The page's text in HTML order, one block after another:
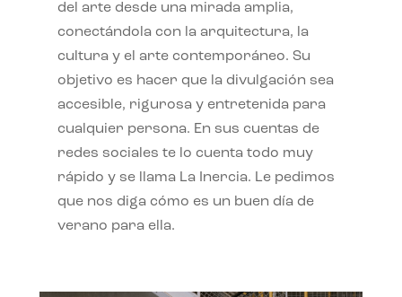
del arte desde una mirada amplia,
conectándola con la arquitectura, la
cultura y el arte contemporáneo. Su
objetivo es hacer que la divulgación sea
accesible, rigurosa y entretenida para
cualquier persona. En sus cuentas de
redes sociales te lo cuenta todo muy
rápido y se llama La Inercia. Le pedimos
que nos diga cómo es un buen día de
verano para ella.